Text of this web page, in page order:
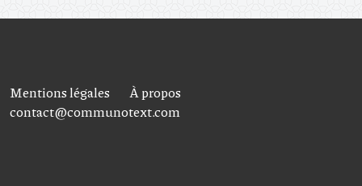
Mentions légales
À propos
contact@communotext.com